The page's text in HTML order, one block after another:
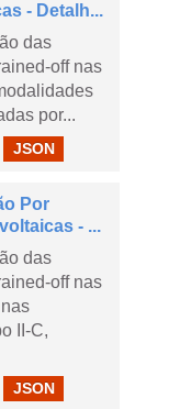
- Detalh...
das
off nas
por...
JSON
Por
- ...
das
off nas
II-C,
JSON